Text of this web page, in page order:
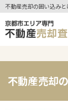
不動産売却の囲い込み
不動産売却